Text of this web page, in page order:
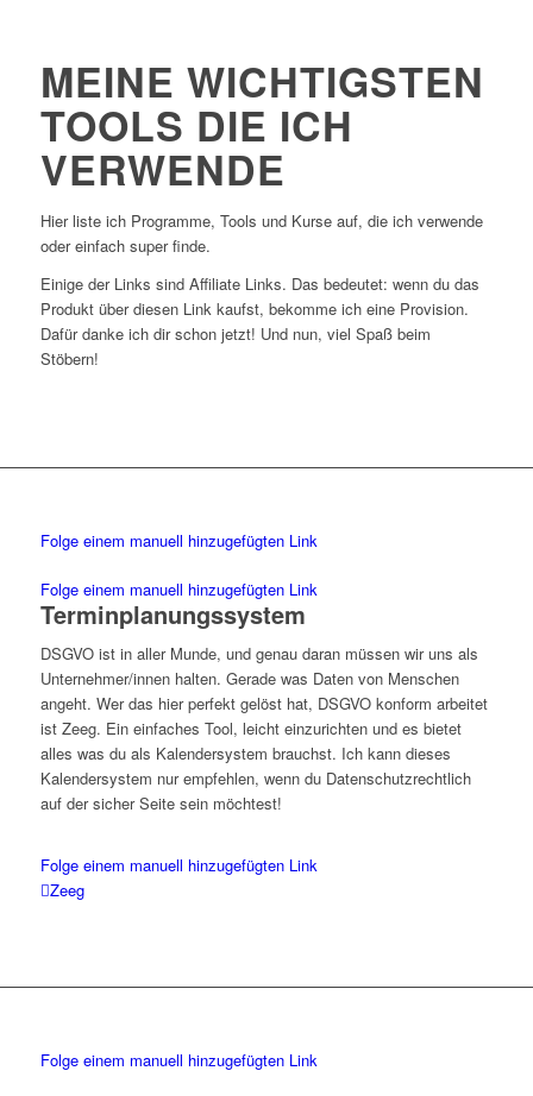
MEINE WICHTIGSTEN
TOOLS DIE ICH
VERWENDE
Hier liste ich Programme, Tools und Kurse auf, die ich verwende
oder einfach super finde.
Einige der Links sind Affiliate Links. Das bedeutet: wenn du das
Produkt über diesen Link kaufst, bekomme ich eine Provision.
Dafür danke ich dir schon jetzt! Und nun, viel Spaß beim
Stöbern!
Folge einem manuell hinzugefügten Link
Folge einem manuell hinzugefügten Link
Terminplanungssystem
DSGVO ist in aller Munde, und genau daran müssen wir uns als
Unternehmer/innen halten. Gerade was Daten von Menschen
angeht. Wer das hier perfekt gelöst hat, DSGVO konform arbeitet
ist Zeeg. Ein einfaches Tool, leicht einzurichten und es bietet
alles was du als Kalendersystem brauchst. Ich kann dieses
Kalendersystem nur empfehlen, wenn du Datenschutzrechtlich
auf der sicher Seite sein möchtest!
Folge einem manuell hinzugefügten Link
Zeeg
Folge einem manuell hinzugefügten Link